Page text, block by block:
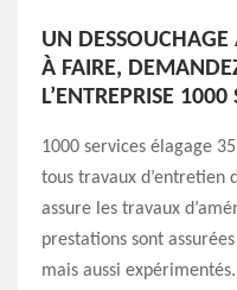
UN DESSOUCHAGE
À FAIRE,
L’ENTREPRISE
1000 services élagage
tous travaux d’entretien
assure les travaux
prestations sont
mais aussi